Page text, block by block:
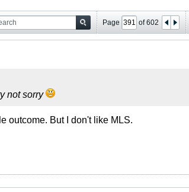
Page of602
not sorry
outcome. But I don't like MLS.